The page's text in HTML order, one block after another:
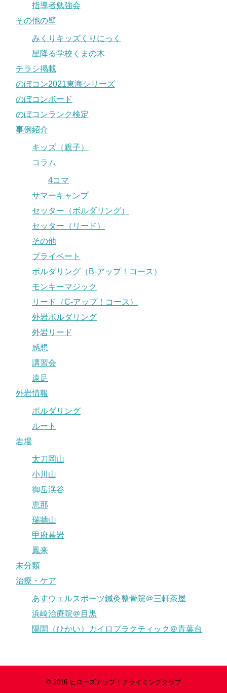
指導者勉強会
その他の壁
みくりキッズくりにっく
星降る学校くまの木
チラシ掲載
のぼコン2021東海シリーズ
のぼコンボード
のぼコンランク検定
事例紹介
キッズ（親子）
コラム
4コマ
サマーキャンプ
セッター（ボルダリング）
セッター（リード）
その他
プライベート
ボルダリング（B-アップ！コース）
モンキーマジック
リード（C-アップ！コース）
外岩ボルダリング
外岩リード
感想
講習会
遠足
外岩情報
ボルダリング
ルート
岩場
太刀岡山
小川山
御岳渓谷
恵那
瑞牆山
甲府幕岩
鳳来
未分類
治療・ケア
あすウェルスポーツ鍼灸整骨院＠三軒茶屋
浜崎治療院＠目黒
陽開（ひかい）カイロプラクティック＠青葉台
© 2016 ヒローズアップ！クライミングクラブ